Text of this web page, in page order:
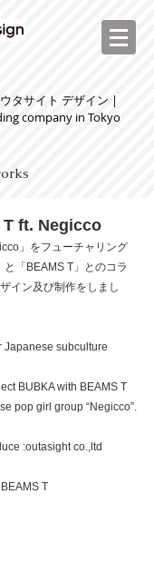
タサイト デザイン |
company in Tokyo
T ft. Negicco
」をフューチャリング
「BEAMS T」とのコラ
イン及び制作をしまし
Japanese subculture
BUBKA with BEAMS T
pop girl group “Negicco”.
:outasight co.,ltd
T